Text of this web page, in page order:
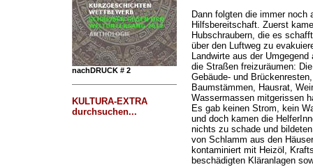
nachDRUCK # 2
KULTURA-EXTRA
durchsuchen...
Dann folgten die immer noch
Hilfsbereitschaft. Zuerst
Hubschraubern, die es
über den Luftweg zu
Landwirte aus der
die Straßen freizuräumen:
Gebäude- und
Baumstämmen, Hausrat,
Wassermassen mitgerissen
Es gab keinen Strom, kein
und doch kamen die
nichts zu schade und
von Schlamm aus den
kontaminiert mit Heizöl,
beschädigten Kläranlagen